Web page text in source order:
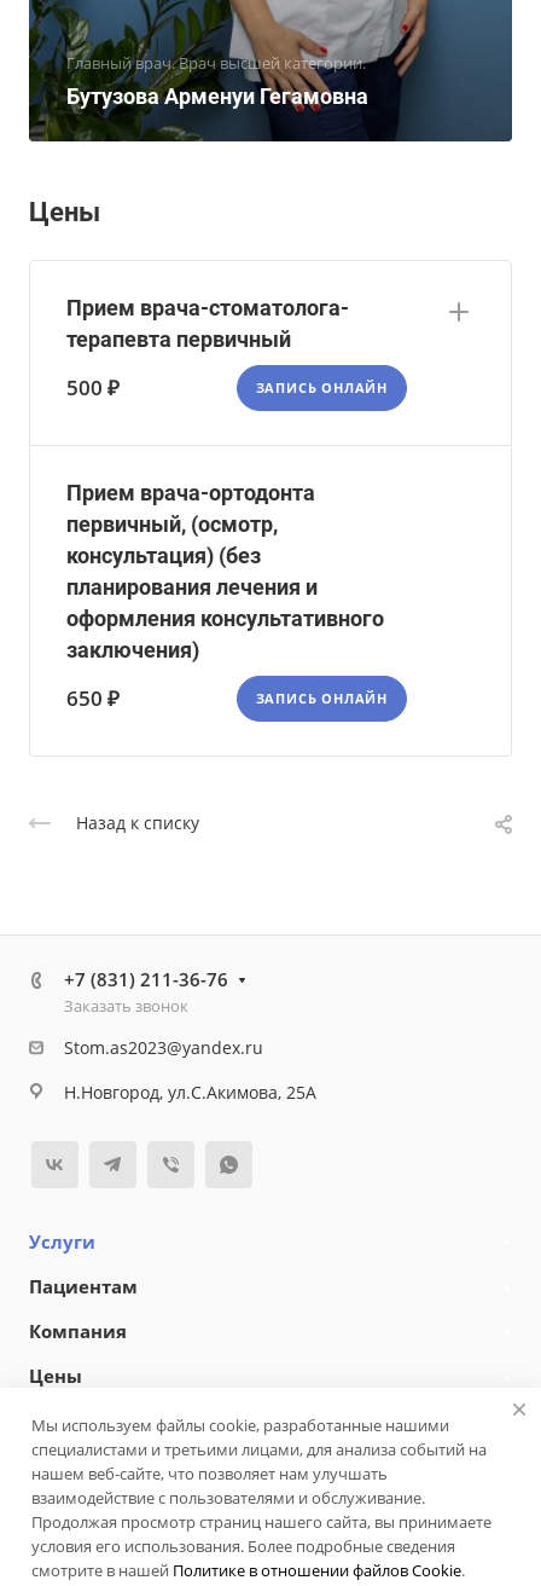
Главный врач. Врач высшей категории.
Бутузова Арменуи Гегамовна
Цены
Прием врача-стоматолога-
терапевта первичный
500 ₽ ЗАПИСЬ ОНЛАЙН
Прием врача-ортодонта
первичный, (осмотр,
консультация) (без
планирования лечения и
оформления консультативного
заключения)
650 ₽ ЗАПИСЬ ОНЛАЙН
Назад к списку
+7 (831) 211-36-76
Заказать звонок
Stom.as2023@yandex.ru
Н.Новгород, ул.С.Акимова, 25А
Услуги
Пациентам
Компания
Цены
© 2026 Центрстом АС
Версия для слабовидящих
Карта сайта
Разработано в
Адаптация и продвижение —R52.RU
Мы используем файлы cookie, разработанные нашими
специалистами и третьими лицами, для анализа событий на
нашем веб-сайте, что позволяет нам улучшать
взаимодействие с пользователями и обслуживание.
Продолжая просмотр страниц нашего сайта, вы принимаете
условия его использования. Более подробные сведения
смотрите в нашей Политике в отношении файлов Cookie.